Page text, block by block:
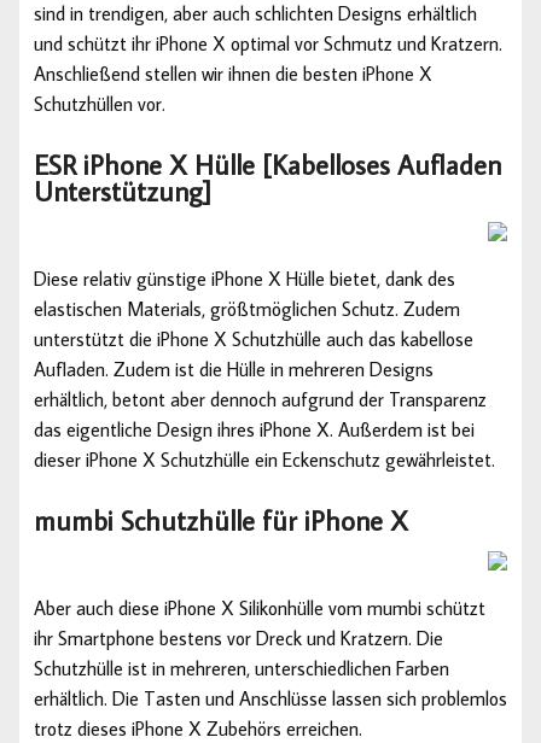
sind in trendigen, aber auch schlichten Designs erhältlich
und schützt ihr iPhone X optimal vor Schmutz und Kratzern.
Anschließend stellen wir ihnen die besten iPhone X
Schutzhüllen vor.
ESR iPhone X Hülle [Kabelloses Aufladen
Unterstützung]
Diese relativ günstige iPhone X Hülle bietet, dank des
elastischen Materials, größtmöglichen Schutz. Zudem
unterstützt die iPhone X Schutzhülle auch das kabellose
Aufladen. Zudem ist die Hülle in mehreren Designs
erhältlich, betont aber dennoch aufgrund der Transparenz
das eigentliche Design ihres iPhone X. Außerdem ist bei
dieser iPhone X Schutzhülle ein Eckenschutz gewährleistet.
mumbi Schutzhülle für iPhone X
Aber auch diese iPhone X Silikonhülle vom mumbi schützt
ihr Smartphone bestens vor Dreck und Kratzern. Die
Schutzhülle ist in mehreren, unterschiedlichen Farben
erhältlich. Die Tasten und Anschlüsse lassen sich problemlos
trotz dieses iPhone X Zubehörs erreichen.